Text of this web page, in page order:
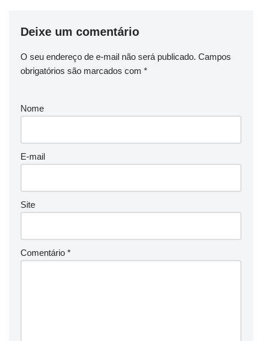
Deixe um comentário
O seu endereço de e-mail não será publicado. Campos
obrigatórios são marcados com *
Nome
E-mail
Site
Comentário *